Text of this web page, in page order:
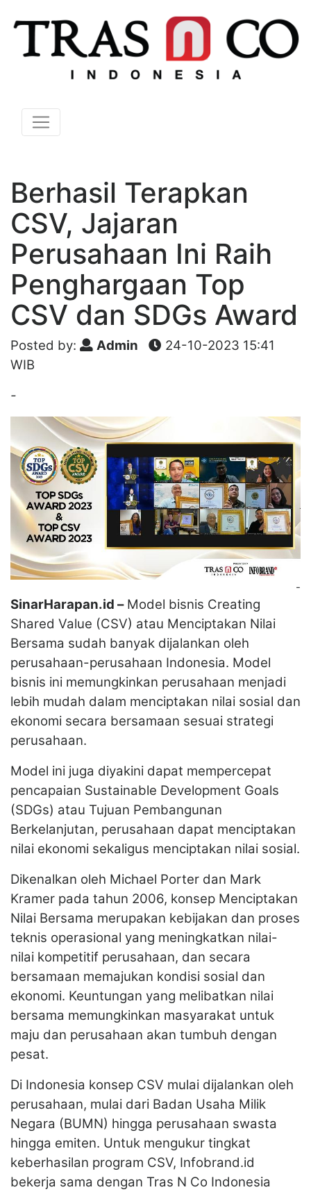
Berhasil Terapkan
CSV, Jajaran
Perusahaan Ini Raih
Penghargaan Top
CSV dan SDGs Award
Posted by: Admin
24-10-2023 15:41
WIB
-
-
SinarHarapan.id –Model bisnis Creating
Shared Value (CSV) atau Menciptakan Nilai
Bersama sudah banyak dijalankan oleh
perusahaan-perusahaan Indonesia. Model
bisnis ini memungkinkan perusahaan menjadi
lebih mudah dalam menciptakan nilai sosial dan
ekonomi secara bersamaan sesuai strategi
perusahaan.
Model ini juga diyakini dapat mempercepat
pencapaian Sustainable Development Goals
(SDGs) atau Tujuan Pembangunan
Berkelanjutan, perusahaan dapat menciptakan
nilai ekonomi sekaligus menciptakan nilai sosial.
Dikenalkan oleh Michael Porter dan Mark
Kramer pada tahun 2006, konsep Menciptakan
Nilai Bersama merupakan kebijakan dan proses
teknis operasional yang meningkatkan nilai-
nilai kompetitif perusahaan, dan secara
bersamaan memajukan kondisi sosial dan
ekonomi. Keuntungan yang melibatkan nilai
bersama memungkinkan masyarakat untuk
maju dan perusahaan akan tumbuh dengan
pesat.
Di Indonesia konsep CSV mulai dijalankan oleh
perusahaan, mulai dari Badan Usaha Milik
Negara (BUMN) hingga perusahaan swasta
hingga emiten. Untuk mengukur tingkat
keberhasilan program CSV, Infobrand.id
bekerja sama dengan Tras N Co Indonesia